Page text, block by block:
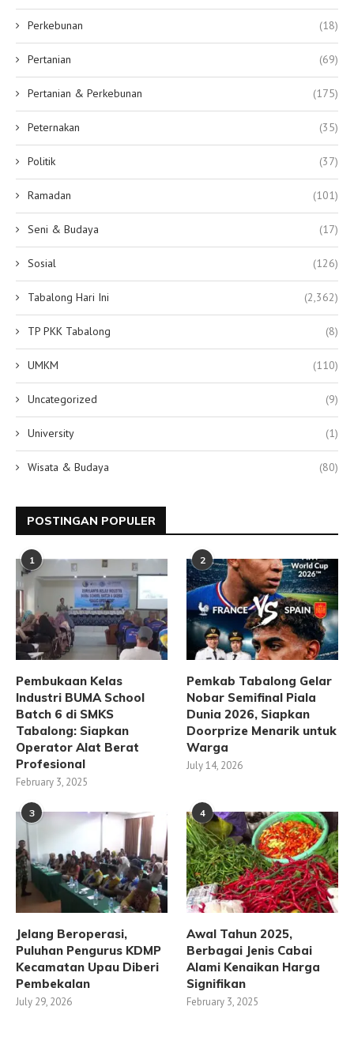
Perkebunan (18)
Pertanian (69)
Pertanian & Perkebunan (175)
Peternakan (35)
Politik (37)
Ramadan (101)
Seni & Budaya (17)
Sosial (126)
Tabalong Hari Ini (2,362)
TP PKK Tabalong (8)
UMKM (110)
Uncategorized (9)
University (1)
Wisata & Budaya (80)
POSTINGAN POPULER
1
Pembukaan Kelas
Industri BUMA School
Batch 6 di SMKS
Tabalong: Siapkan
Operator Alat Berat
Profesional
February 3, 2025
2
Pemkab Tabalong Gelar
Nobar Semifinal Piala
Dunia 2026, Siapkan
Doorprize Menarik untuk
Warga
July 14, 2026
3
Jelang Beroperasi,
Puluhan Pengurus KDMP
Kecamatan Upau Diberi
Pembekalan
July 29, 2026
4
Awal Tahun 2025,
Berbagai Jenis Cabai
Alami Kenaikan Harga
Signifikan
February 3, 2025